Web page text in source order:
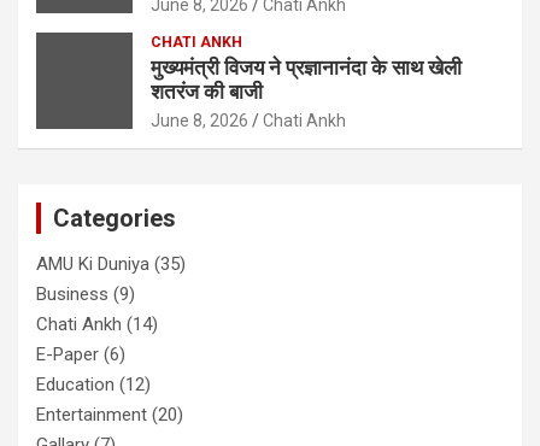
June 8, 2026 Chati Ankh
CHATI ANKH
मुख्यमंत्री विजय ने प्रज्ञानानंदा के साथ खेली
शतरंज की बाजी
June 8, 2026 Chati Ankh
Categories
AMU Ki Duniya (35)
Business (9)
Chati Ankh (14)
E-Paper (6)
Education (12)
Entertainment (20)